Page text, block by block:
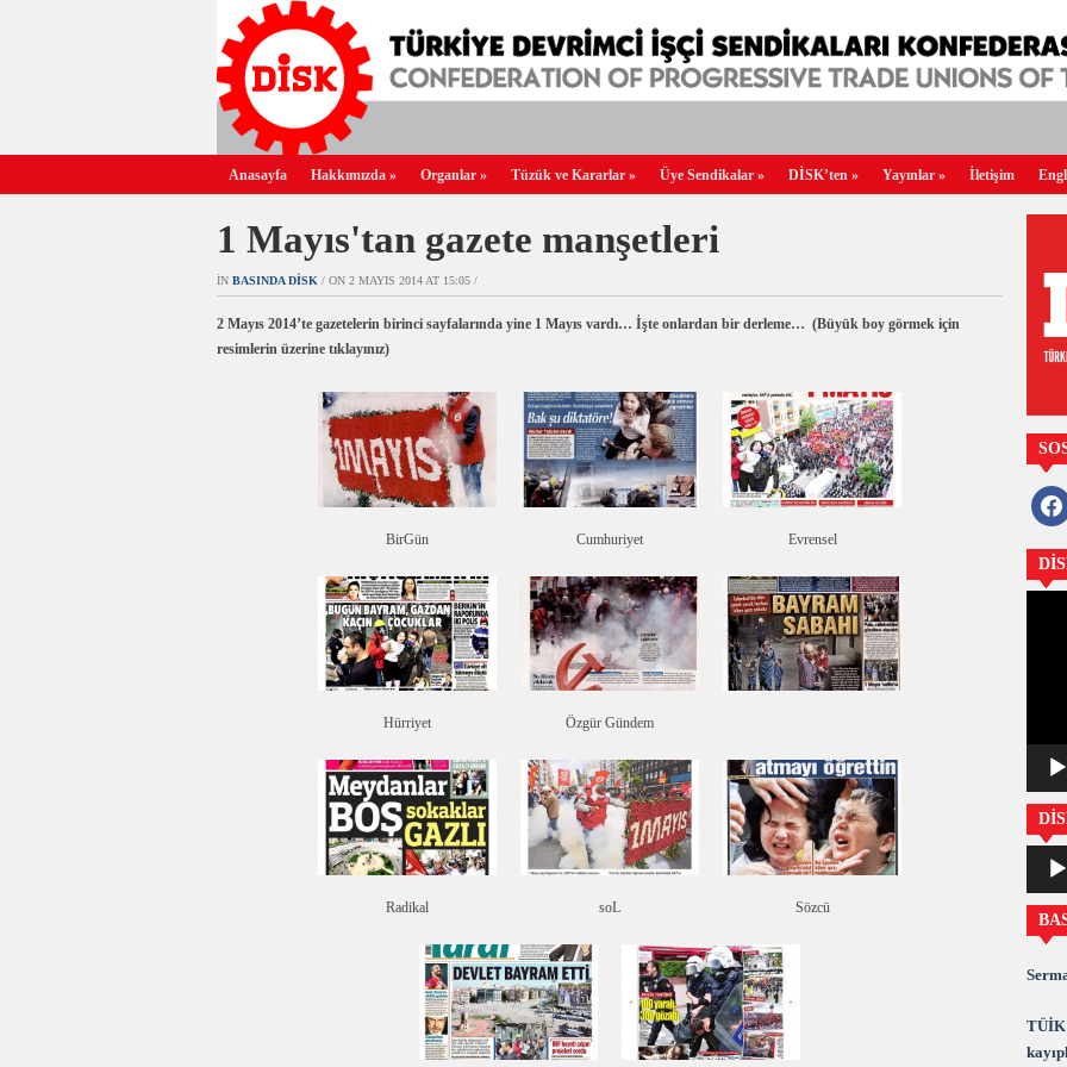
Anasayfa Hakkımızda » Organlar » Tüzük ve Kararlar » Üye Sendikalar » DİSK’ten » Yayınlar » İletişim
1 Mayıs'tan gazete manşetleri
IN BASINDA DİSK / ON 2 MAYIS 2014 AT 15:05 /
2 Mayıs 2014’te gazetelerin birinci sayfalarında yine 1 Mayıs vardı… İşte onlardan bir derleme… (Büyük boy görmek için
resimlerin üzerine tıklayınız)
BirGün Cumhuriyet Evrensel
Hürriyet Özgür Gündem
Radikal soL Sözcü
oynatıcı
TÜİK